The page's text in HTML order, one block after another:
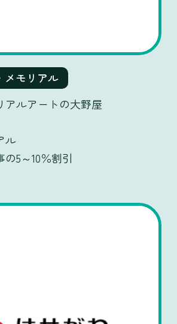
メモリアル
アルアートの大野屋
ル
5～10％割引